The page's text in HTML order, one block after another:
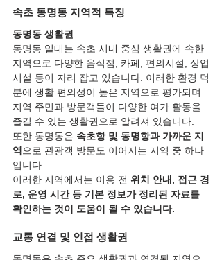
속초 동명동 지역적 특징
동명동 생활권
동명동 일대는 속초 시내 중심 생활권에 속한
지역으로 다양한 음식점, 카페, 편의시설, 상업
시설 등이 자리 잡고 있습니다. 이러한 환경 덕
분에 생활 편의성이 높은 지역으로 평가되며
지역 주민과 방문객들이 다양한 여가 활동을
즐길 수 있는 생활권으로 알려져 있습니다.
또한 동명동은 속초항 및 동명항과 가까운 지
역 으로 관광객 방문도 이어지는 지역 중 하나
입니다.
이러한 지역에서는 이용 전 위치 안내, 접근 경
로, 운영 시간 등 기본 정보가 정리된 자료를
확인하는 것이 도움이 될 수 있습니다.
교통 연결 및 인접 생활권